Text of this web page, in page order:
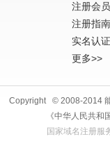
注册会员
注册指南
实名认证
更多>>
Copyright © 2008-2014
《中华人民共
国家域名注册